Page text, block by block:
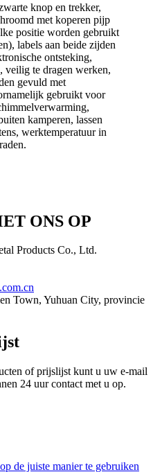
knop en trekker,
met koperen pijp
positie worden gebruikt
labels aan beide zijden
ontsteking,
veilig te dragen werken,
gevuld met
gebruikt voor
kamperen, lassen
werktemperatuur in
ONS OP
Products Co., Ltd.
Town, Yuhuan City, provincie
of prijslijst kunt u uw e-mail
24 uur contact met u op.